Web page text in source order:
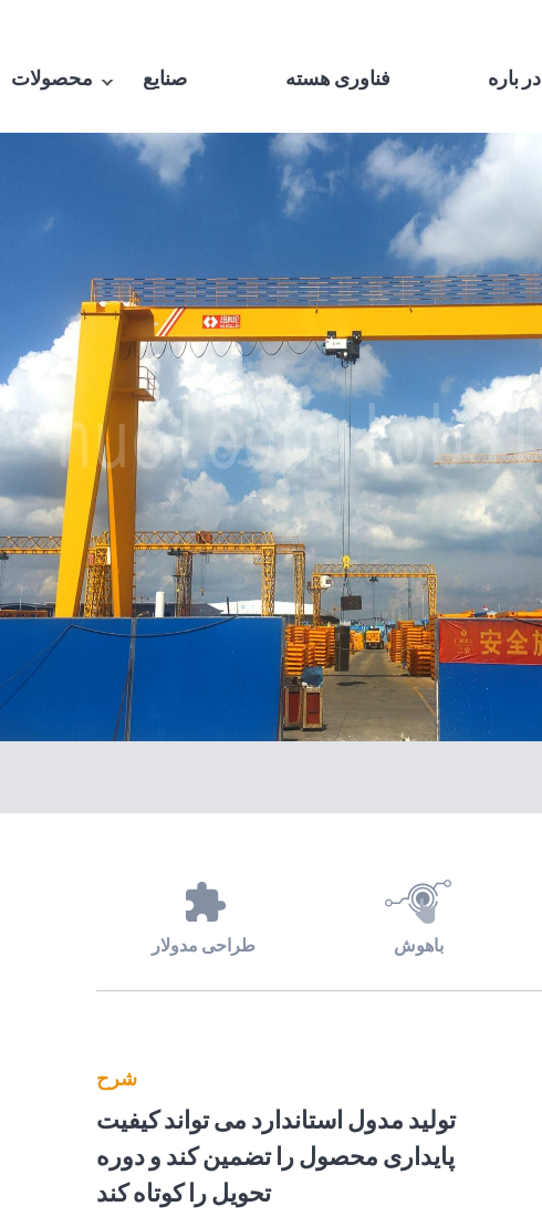
محصولات صنایع فناوری هسته در باره
طراحی مدولار باهوش
شرح
تولید مدول استاندارد می تواند کیفیت
پایداری محصول را تضمین کند و دوره
تحویل را کوتاه کند